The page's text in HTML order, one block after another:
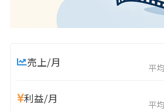
売上/月 平
利益/月 平